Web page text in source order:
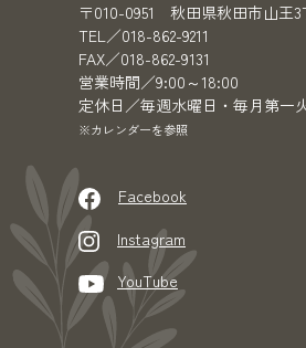
〒010-0951 秋田県秋田市山王3
TEL／018-862-9211
FAX／018-862-9131
営業時間／9:00～18:00
定休日／毎週水曜日・毎月第一
※カレンダーを参照
Facebook
Instagram
YouTube